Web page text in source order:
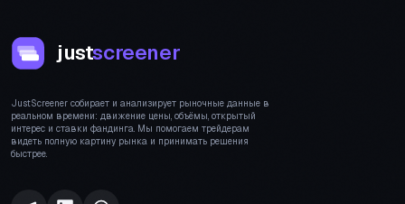
justscreener
JustScreener собирает и анализирует рыночные данные в
реальном времени: движение цены, объёмы, открытый
интерес и ставки фандинга. Мы помогаем трейдерам
видеть полную картину рынка и принимать решения
быстрее.